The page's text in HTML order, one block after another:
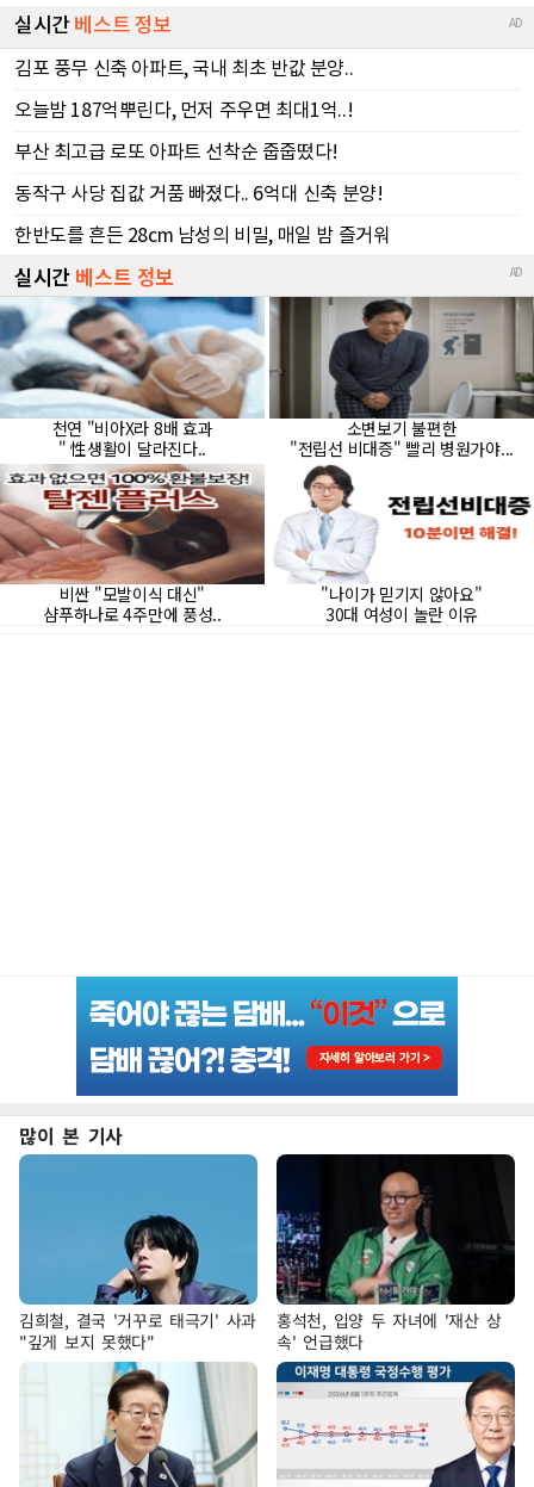
많이 본 기사
김희철, 결국 '거꾸로 태극기' 사과
"깊게 보지 못했다"
홍석천, 입양 두 자녀에 '재산 상
속' 언급했다